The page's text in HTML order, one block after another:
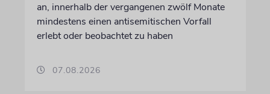
an, innerhalb der vergangenen zwölf Monate
mindestens einen antisemitischen Vorfall
erlebt oder beobachtet zu haben
07.08.2026